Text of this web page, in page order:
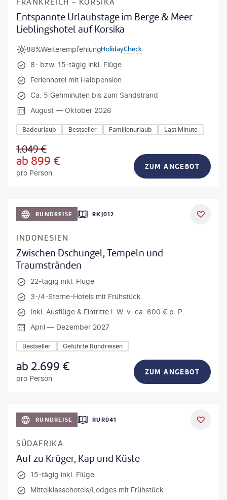
FRANKREICH - KORSIKA
Entspannte Urlaubstage im Berge & Meer
Lieblingshotel auf Korsika
Weiterempfehlung
88%
8- bzw. 15-tägig inkl. Flüge
Ferienhotel mit Halbpension
Ca. 5 Gehminuten bis zum Sandstrand
August — Oktober 2026
Badeurlaub Bestseller Familienurlaub Last Minute
1.049€
ab 899 €
pro Person
ZUM ANGEBOT
RUNDREISE RKJ012
INDONESIEN
Zwischen Dschungel, Tempeln und
Traumstränden
22-tägig inkl. Flüge
3-/4-Sterne-Hotels mit Frühstück
Inkl. Ausflüge & Eintritte i. W. v. ca. 600 € p. P.
April — Dezember 2027
Bestseller Geführte Rundreisen
ab2.699 €
pro Person
ZUM ANGEBOT
DEAL
RUNDREISE RUR041
SÜDAFRIKA
Auf zu Krüger, Kap und Küste
15-tägig inkl. Flüge
Mittelklassehotels/Lodges mit Frühstück